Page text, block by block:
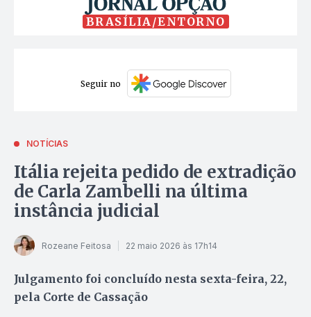
BRASÍLIA/ENTORNO
Seguir no
NOTÍCIAS
Itália rejeita pedido de extradição
de Carla Zambelli na última
instância judicial
Rozeane Feitosa 22 maio 2026 às 17h14
Julgamento foi concluído nesta sexta-feira, 22,
pela Corte de Cassação